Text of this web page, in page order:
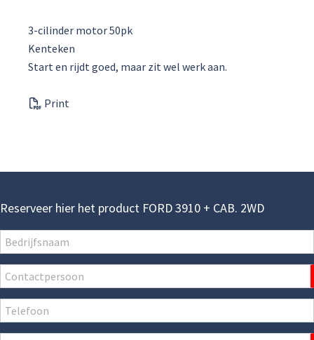
3-cilinder motor 50pk
Kenteken
Start en rijdt goed, maar zit wel werk aan.
Print
Reserveer hier het product FORD 3910 + CAB. 2WD